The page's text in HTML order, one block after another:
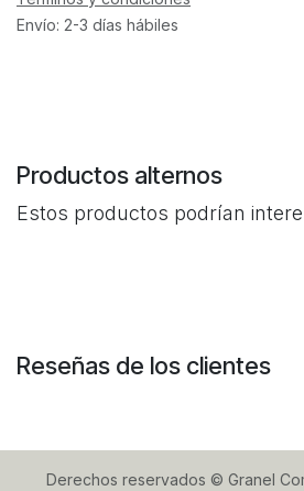
Envío: 2-3 días hábiles
Productos alternos
Estos productos podrían
Reseñas de los clientes
Derechos reservados © Granel